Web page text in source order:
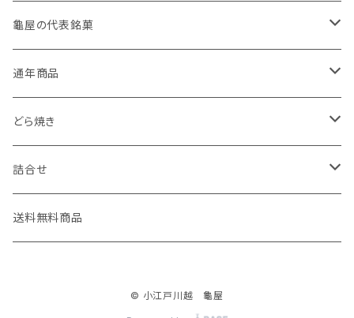
龜屋の代表銘菓
亀の最中
こがね芋
通年商品
初雁シリーズ
小江戸時の鐘
小江戸川越もんぶらん・小江戸川越すいーとぽてと
どら焼き
亀どら
たまどら
詰合せ
亀の最中・こがね芋詰合せ
送料無料商品
© 小江戸川越 龜屋